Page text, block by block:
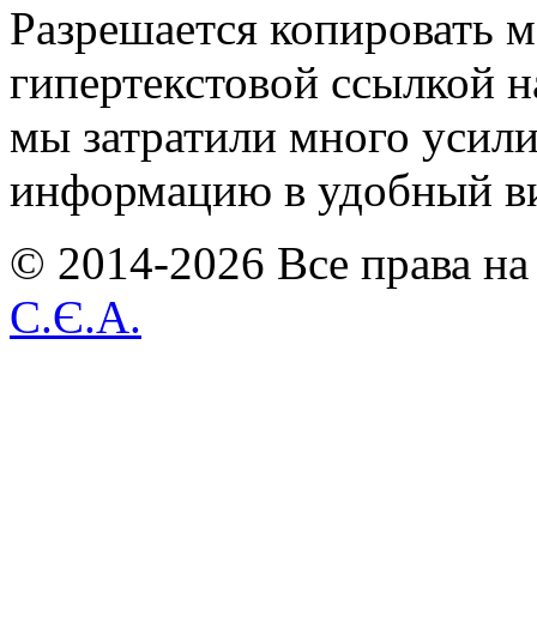
Разрешается копировать
гипертекстовой ссылкой
мы затратили много
информацию в удобный
© 2014-2026 Все права
С.Є.А.